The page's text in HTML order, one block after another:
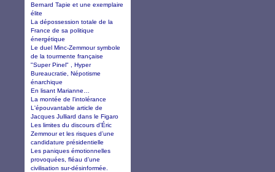
Bernard Tapie et une exemplaire
élite
La dépossession totale de la
France de sa politique
énergétique
Le duel Minc-Zemmour symbole
de la tourmente française
"Super Pinel" , Hyper
Bureaucratie, Népotisme
énarchique
En lisant Marianne…
La montée de l'intolérance
L'épouvantable article de
Jacques Julliard dans le Figaro
Les limites du discours d’Éric
Zemmour et les risques d’une
candidature présidentielle
Les paniques émotionnelles
provoquées, fléau d’une
civilisation sur-désinformée.